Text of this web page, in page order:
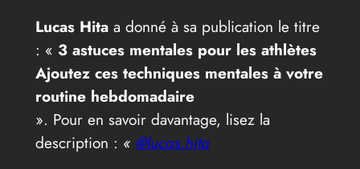
Lucas Hitaa donné à sa publication le titre
: « 3 astuces mentales pour les athlètes
Ajoutez ces techniques mentales à votre
routine hebdomadaire
». Pour en savoir davantage, lisez la
description : « @lucas.hita